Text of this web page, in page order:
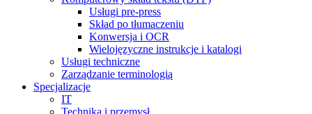
Usługi pre-press
Skład po tłumaczeniu
Konwersja i OCR
Wielojęzyczne instrukcje i katalogi
Usługi techniczne
Zarządzanie terminologią
Specjalizacje
IT
Technika i przemysł